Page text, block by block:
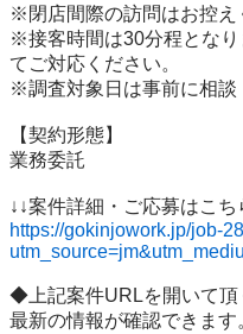
※閉店間際の訪問はお控え
※接客時間は30分程とな
てご対応ください。
※調査対象日は事前に相談
【契約形態】
業務委託
https://gokinjowork.jp/job-
◆上記案件URLを開いて頂
最新の情報が確認できます